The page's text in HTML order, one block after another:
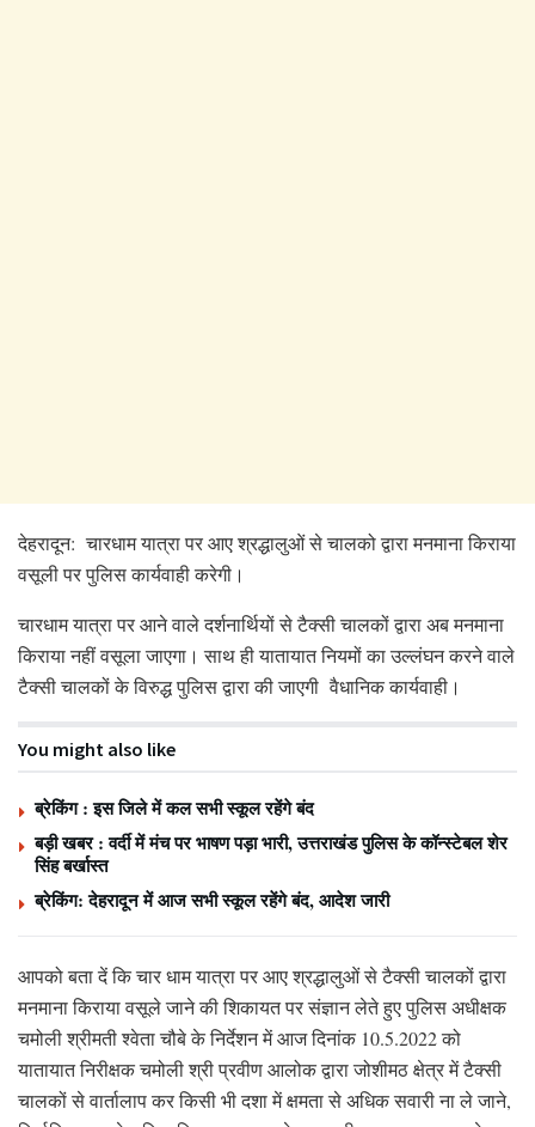
देहरादून: चारधाम यात्रा पर आए श्रद्धालुओं से चालको द्वारा मनमाना किराया
वसूली पर पुलिस कार्यवाही करेगी।
चारधाम यात्रा पर आने वाले दर्शनार्थियों से टैक्सी चालकों द्वारा अब मनमाना
किराया नहीं वसूला जाएगा। साथ ही यातायात नियमों का उल्लंघन करने वाले
टैक्सी चालकों के विरुद्ध पुलिस द्वारा की जाएगी वैधानिक कार्यवाही।
You might also like
ब्रेकिंग : इस जिले में कल सभी स्कूल रहेंगे बंद
बड़ी खबर : वर्दी में मंच पर भाषण पड़ा भारी, उत्तराखंड पुलिस के कॉन्स्टेबल शेर
सिंह बर्खास्त
ब्रेकिंग: देहरादून में आज सभी स्कूल रहेंगे बंद, आदेश जारी
आपको बता दें कि चार धाम यात्रा पर आए श्रद्धालुओं से टैक्सी चालकों द्वारा
मनमाना किराया वसूले जाने की शिकायत पर संज्ञान लेते हुए पुलिस अधीक्षक
चमोली श्रीमती श्वेता चौबे के निर्देशन में आज दिनांक 10.5.2022 को
यातायात निरीक्षक चमोली श्री प्रवीण आलोक द्वारा जोशीमठ क्षेत्र में टैक्सी
चालकों से वार्तालाप कर किसी भी दशा में क्षमता से अधिक सवारी ना ले जाने,